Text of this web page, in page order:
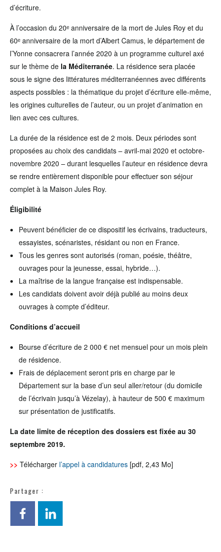
d’écriture.
À l’occasion du 20ᵉ anniversaire de la mort de Jules Roy et du
60ᵉ anniversaire de la mort d’Albert Camus, le département de
l’Yonne consacrera l’année 2020 à un programme culturel axé
sur le thème de la Méditerranée. La résidence sera placée
sous le signe des littératures méditerranéennes avec différents
aspects possibles : la thématique du projet d’écriture elle-même,
les origines culturelles de l’auteur, ou un projet d’animation en
lien avec ces cultures.
La durée de la résidence est de 2 mois. Deux périodes sont
proposées au choix des candidats – avril-mai 2020 et octobre-
novembre 2020 – durant lesquelles l’auteur en résidence devra
se rendre entièrement disponible pour effectuer son séjour
complet à la Maison Jules Roy.
Éligibilité
Peuvent bénéficier de ce dispositif les écrivains, traducteurs,
essayistes, scénaristes, résidant ou non en France.
Tous les genres sont autorisés (roman, poésie, théâtre,
ouvrages pour la jeunesse, essai, hybride…).
La maîtrise de la langue française est indispensable.
Les candidats doivent avoir déjà publié au moins deux
ouvrages à compte d’éditeur.
Conditions d’accueil
Bourse d’écriture de 2 000 € net mensuel pour un mois plein
de résidence.
Frais de déplacement seront pris en charge par le
Département sur la base d’un seul aller/retour (du domicile
de l’écrivain jusqu’à Vézelay), à hauteur de 500 € maximum
sur présentation de justificatifs.
La date limite de réception des dossiers est fixée au 30
septembre 2019.
>> Télécharger l’appel à candidatures [pdf, 2,43 Mo]
Partager :